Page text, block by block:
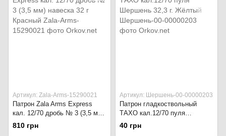
Артикул: Zala-Arms-15290021
Патрон Zala Arms Express
кал. 12/70 дробь № 3 (3,5 мм)
навеска 32 г Красный
810 грн
Артикул: Шершень-00-00000203
Патрон гладкоствольный
ТАХО кал.12/70 пуля
Шершень 32,3 г. Жёлтый
40 грн